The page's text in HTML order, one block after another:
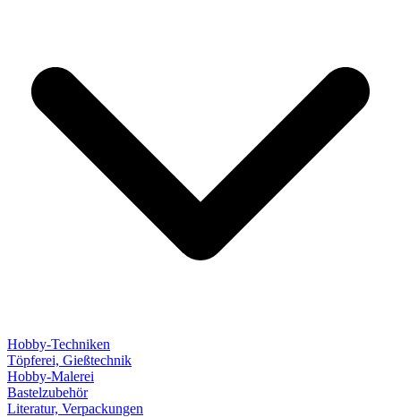
Hobby-Techniken
Töpferei, Gießtechnik
Hobby-Malerei
Bastelzubehör
Literatur, Verpackungen